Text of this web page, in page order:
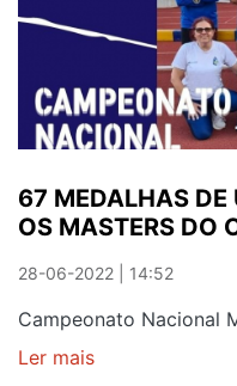
67 MEDALHAS DE
OS MASTERS DO
28-06-2022 | 14:52
Campeonato Nacional
Ler mais